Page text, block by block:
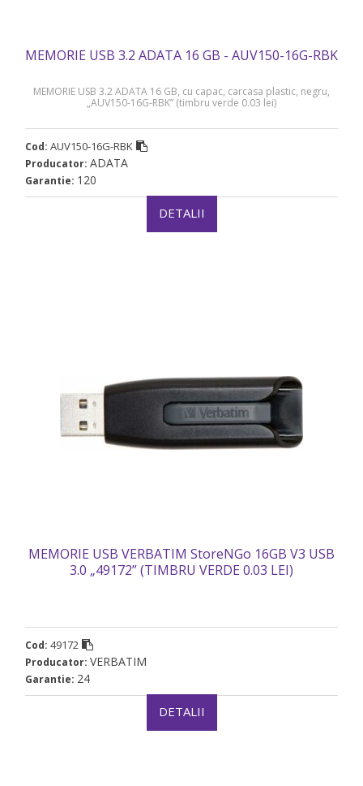
MEMORIE USB 3.2 ADATA 16 GB - AUV150-16G-RBK
MEMORIE USB 3.2 ADATA 16 GB, cu capac, carcasa plastic, negru,
„AUV150-16G-RBK” (timbru verde 0.03 lei)
Cod: AUV150-16G-RBK
Producator: ADATA
Garantie: 120
DETALII
MEMORIE USB VERBATIM StoreNGo 16GB V3 USB
3.0 „49172” (TIMBRU VERDE 0.03 LEI)
Cod: 49172
Producator: VERBATIM
Garantie: 24
DETALII